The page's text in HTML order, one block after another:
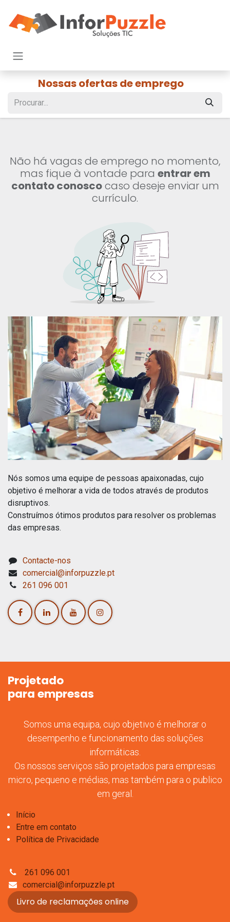
Nossas ofertas de emprego
Não há vagas de emprego no momento,
mas fique à vontade para entrar em
contato conoscocaso deseje enviar um
currículo.
Nós somos uma equipe de pessoas apaixonadas, cujo
objetivo é melhorar a vida de todos através de produtos
disruptivos.
Construímos ótimos produtos para resolver os problemas
das empresas.
Contacte-nos
comercial@inforpuzzle.pt
261 096 001
Projetado
para empresas
Somos uma equipa, cujo objetivo é melhorar o
desempenho e funcionamento das soluções
informáticas.
Os nossos serviços são projetados para empresas
micro, pequeno e médias, mas também para o publico
em geral.
Início
Entre em contato
Política de Privacidade
261 096 001
comercial@inforpuzzle.pt
Livro de reclamações online